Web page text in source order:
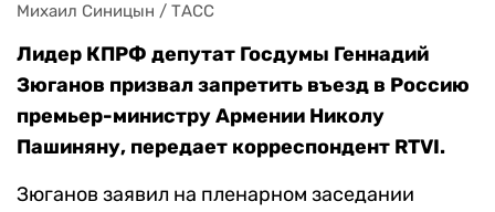
Михаил Синицын / ТАСС
Лидер КПРФ депутат Госдумы Геннадий
Зюганов призвал запретить въезд в Россию
премьер-министру Армении Николу
Пашиняну, передает корреспондент RTVI.
Зюганов заявил на пленарном заседании